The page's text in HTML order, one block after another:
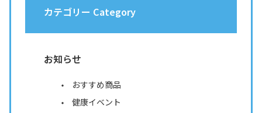
カテゴリー Category
お知らせ
おすすめ商品
健康イベント